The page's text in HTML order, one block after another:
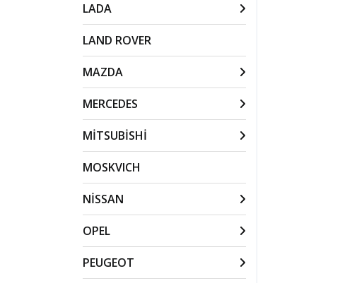
LADA
LAND ROVER
MAZDA
MERCEDES
MİTSUBİSHİ
MOSKVICH
NİSSAN
OPEL
PEUGEOT